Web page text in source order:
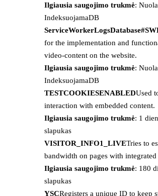
Ilgiausia saugojimo trukmė:
IndeksuojamaDB
for the implementation and
video-content on the website.
Ilgiausia saugojimo trukmė:
IndeksuojamaDB
TESTCOOKIESENABLEDUsed
interaction with embedded content.
Ilgiausia saugojimo trukmė: 1
slapukas
VISITOR_INFO1_LIVETries to
bandwidth on pages with integrated
Ilgiausia saugojimo trukmė: 180
slapukas
YSCRegisters a unique ID to keep